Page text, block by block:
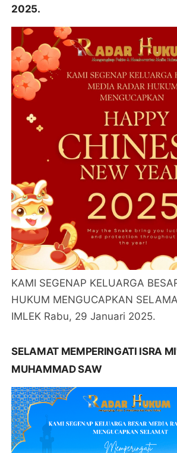
2025.
KAMI SEGENAP KELUARGA
HUKUM MENGUCAPKAN
IMLEK Rabu, 29 Januari 2025.
SELAMAT MEMPERINGATI ISRA
MUHAMMAD SAW